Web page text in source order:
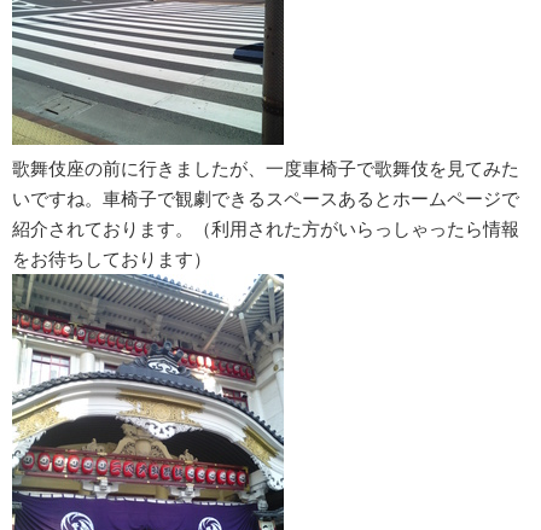
歌舞伎座の前に行きましたが、一度車椅子で歌舞伎を見てみた
いですね。車椅子で観劇できるスペースあるとホームページで
紹介されております。（利用された方がいらっしゃったら情報
をお待ちしております）